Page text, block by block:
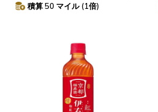
積算 50 マイル (1倍)